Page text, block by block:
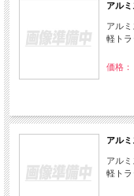
アル
アル
軽トラ
価格：
アル
アル
軽トラ